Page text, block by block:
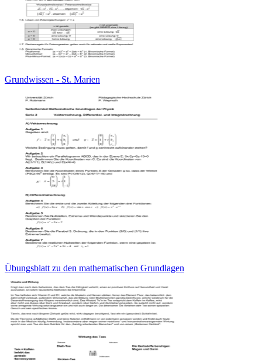
Grundwissen - St. Marien
Übungsblatt zu den mathematischen Grundlagen